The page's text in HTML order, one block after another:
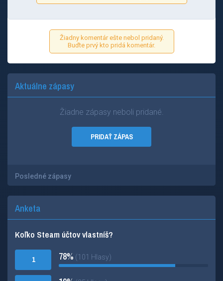
Žiadny komentár ešte nebol pridaný.
Buďte prvý kto pridá komentár.
Aktuálne zápasy
Žiadne zápasy neboli pridané.
PRIDAŤ ZÁPAS
Posledné zápasy
Anketa
Koľko Steam účtov vlastníš?
1 78% (101 Hlasy)